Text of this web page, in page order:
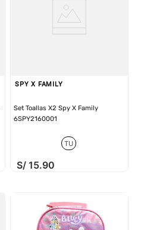
SPY X FAMILY
Set Toallas X2 Spy X Family
6SPY2160001
TU
S/ 15.90